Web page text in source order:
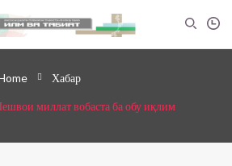
Хабар
миллат вобаста ба обу иқлим